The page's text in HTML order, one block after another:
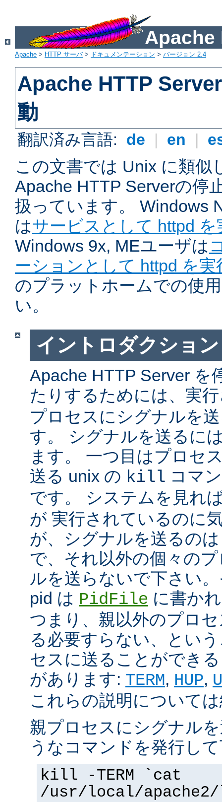
Apache
Apache > HTTP サーバ> ドキュメンテーション > バージョン 2.4
Apache HTTP
動
翻訳済み言語: de | en |
この文書では Unix に類似
Apache HTTP Serverの停
扱っています。 Windows
はサービスとして httpd を
Windows 9x, MEユーザは
ーションとして httpd を実
のプラットホームでの使
い。
イントロダクション
Apache HTTP Server を
たりするためには、実
プロセスにシグナルを
す。 シグナルを送るに
ます。 一つ目はプロセ
送る unix の kill コマ
です。 システムを見れ
が 実行されているのに
が、シグナルを送るの
で、それ以外の個々の
ルを送らないで下さい
pid は PidFile に書か
つまり、親以外のプロ
る必要すらない、とい
セスに送ることができ
があります: TERM, HUP,
これらの説明について
親プロセスにシグナル
うなコマンドを発行し
kill -TERM `cat
/usr/local/